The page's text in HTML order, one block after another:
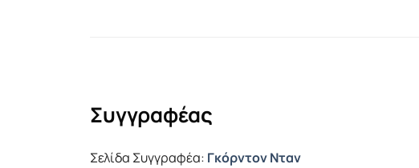
Συγγραφέας
Σελίδα Συγγραφέα: Γκόρντον Νταν